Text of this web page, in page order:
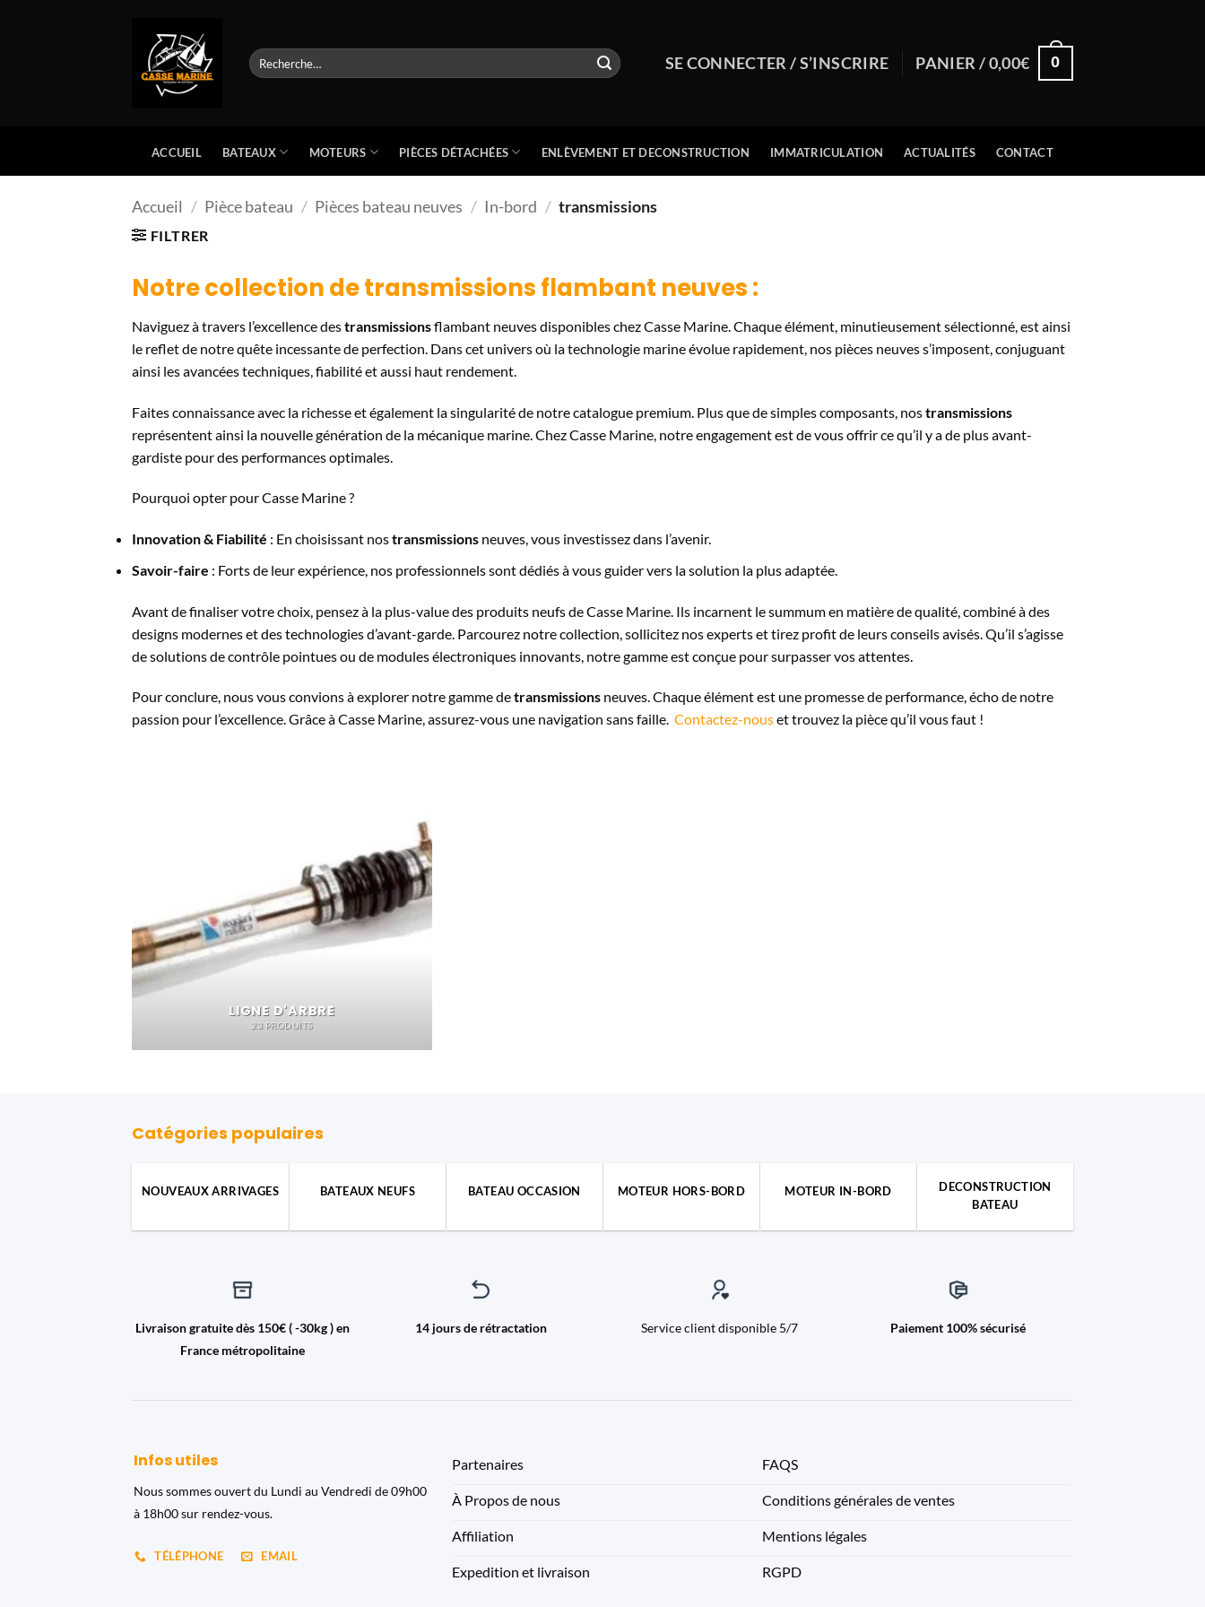
Recherche
pour :
SE CONNECTER / S’INSCRIRE PANIER /0,00€ 0
ACCUEIL BATEAUX MOTEURS PIÈCES DÉTACHÉES ENLÈVEMENT ET DECONSTRUCTION IMMATRICULATION ACTUALITÉS CONTACT
Accueil / Pièce bateau / Pièces bateau neuves / In-bord / transmissions
FILTRER
Notre collection detransmissionsflambant neuves :
Naviguez à travers l’excellence destransmissionsflambant neuves disponibles chez Casse Marine. Chaque élément, minutieusement sélectionné, est ainsi
le reflet de notre quête incessante de perfection. Dans cet univers où la technologie marine évolue rapidement, nos pièces neuves s’imposent, conjuguant
ainsi les avancées techniques, fiabilité et aussi haut rendement.
Faites connaissance avec la richesse et également la singularité de notre catalogue premium. Plus que de simples composants, nostransmissions
représentent ainsi la nouvelle génération de la mécanique marine. Chez Casse Marine, notre engagement est de vous offrir ce qu’il y a de plus avant-
gardiste pour des performances optimales.
Pourquoi opter pour Casse Marine ?
Innovation & Fiabilité : En choisissant nostransmissions neuves, vous investissez dans l’avenir.
Savoir-faire : Forts de leur expérience, nos professionnels sont dédiés à vous guider vers la solution la plus adaptée.
Avant de finaliser votre choix, pensez à la plus-value des produits neufs de Casse Marine. Ils incarnent le summum en matière de qualité, combiné à des
designs modernes et des technologies d’avant-garde. Parcourez notre collection, sollicitez nos experts et tirez profit de leurs conseils avisés. Qu’il s’agisse
de solutions de contrôle pointues ou de modules électroniques innovants, notre gamme est conçue pour surpasser vos attentes.
Pour conclure, nous vous convions à explorer notre gamme detransmissions neuves. Chaque élément est une promesse de performance, écho de notre
passion pour l’excellence. Grâce à Casse Marine, assurez-vous une navigation sans faille. Contactez-nouset trouvez la pièce qu’il vous faut !
LIGNE D'ARBRE
23 PRODUITS
Catégories populaires
NOUVEAUX ARRIVAGES BATEAUX NEUFS BATEAU OCCASION MOTEUR HORS-BORD MOTEUR IN-BORD
DECONSTRUCTION
BATEAU
Livraison gratuite dès 150€ ( -30kg ) en
France métropolitaine
14 jours de rétractation Service client disponible 5/7 Paiement 100% sécurisé
Infos utiles
Nous sommes ouvert du Lundi au Vendredi de 09h00
à 18h00 sur rendez-vous.
TÉLÉPHONE EMAIL
Partenaires
À Propos de nous
Affiliation
Expedition et livraison
FAQS
Conditions générales de ventes
Mentions légales
RGPD